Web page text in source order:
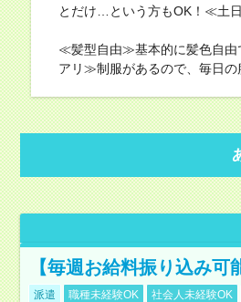
とだけ…という方もOK！≪土
≪髪型自由≫基本的に髪色自由
アリ≫制服があるので、毎日の
【毎週お給料振り込み
派遣 職種未経験OK 社会人未経験OK